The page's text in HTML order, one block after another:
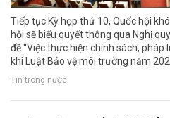
Tiếp tục Kỳ họp thứ 10, Quốc hội
hội sẽ biểu quyết thông qua Nghị
đề “Việc thực hiện chính sách,
khi Luật Bảo vệ môi trường năm
Tin trong nước